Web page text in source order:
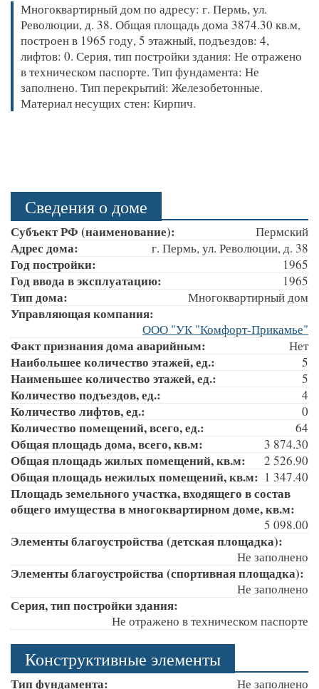
Многоквартирный дом по адресу: г. Пермь, ул.
Революции, д. 38. Общая площадь дома 3874.30 кв.м,
построен в 1965 году, 5 этажный, подъездов: 4,
лифтов: 0. Серия, тип постройки здания: Не отражено
в техническом паспорте. Тип фундамента: Не
заполнено. Тип перекрытий: Железобетонные.
Материал несущих стен: Кирпич.
Сведения о доме
Субъект РФ (наименование): Пермский
Адрес дома: г. Пермь, ул. Революции, д. 38
Год постройки: 1965
Год ввода в эксплуатацию: 1965
Тип дома: Многоквартирный дом
Управляющая компания:
ООО "УК "Комфорт-Прикамье"
Факт признания дома аварийным: Нет
Наибольшее количество этажей, ед.: 5
Наименьшее количество этажей, ед.: 5
Количество подъездов, ед.: 4
Количество лифтов, ед.: 0
Количество помещений, всего, ед.: 64
Общая площадь дома, всего, кв.м: 3 874.30
Общая площадь жилых помещений, кв.м: 2 526.90
Общая площадь нежилых помещений, кв.м: 1 347.40
Площадь земельного участка, входящего в состав
общего имущества в многоквартирном доме, кв.м:
5 098.00
Элементы благоустройства (детская площадка):
Не заполнено
Элементы благоустройства (спортивная площадка):
Не заполнено
Серия, тип постройки здания:
Не отражено в техническом паспорте
Конструктивные элементы
Тип фундамента: Не заполнено